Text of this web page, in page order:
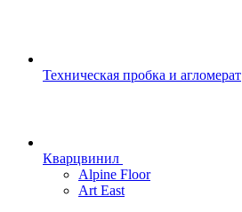
Техническая пробка и агломерат
Кварцвинил
Alpine Floor
Art East